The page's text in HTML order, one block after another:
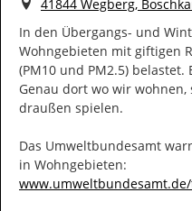
41844 Wegberg,
In den Übergangs- und
Wohngebieten mit giftigen
(PM10 und PM2.5)
Genau dort wo wir
draußen spielen.
Das Umweltbundesamt
https://